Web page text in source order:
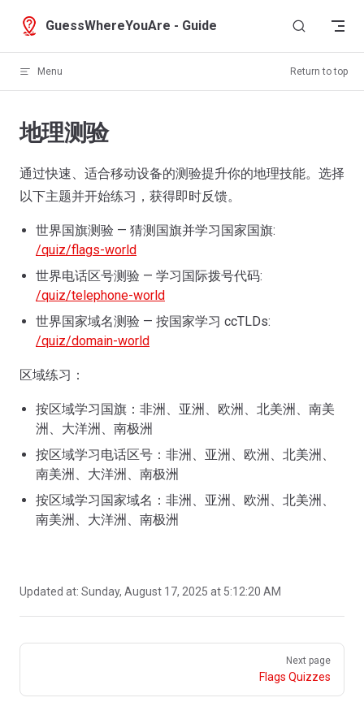
Skip to content
GuessWhereYouAre - Guide
Menu Return to top
地理测验
通过快速、适合移动设备的测验提升你的地理技能。选择
以下主题并开始练习，获得即时反馈。
世界国旗测验 — 猜测国旗并学习国家国旗:
/quiz/flags-world
世界电话区号测验 — 学习国际拨号代码:
/quiz/telephone-world
世界国家域名测验 — 按国家学习 ccTLDs:
/quiz/domain-world
区域练习：
按区域学习国旗：非洲、亚洲、欧洲、北美洲、南美
洲、大洋洲、南极洲
按区域学习电话区号：非洲、亚洲、欧洲、北美洲、
南美洲、大洋洲、南极洲
按区域学习国家域名：非洲、亚洲、欧洲、北美洲、
南美洲、大洋洲、南极洲
Updated at: Sunday, August 17, 2025 at 5:12:20 AM
Pager
Next page
Flags Quizzes